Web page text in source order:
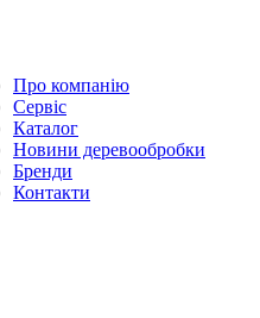
Про компанію
Сервіс
Каталог
Новини деревообробки
Бренди
Контакти